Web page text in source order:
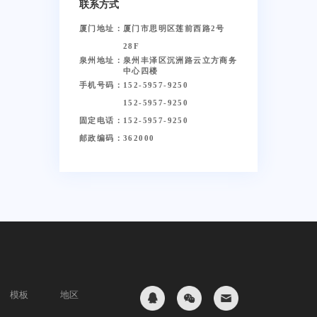
联系方式
厦门地址： 厦门市思明区莲前西路2号
28F
泉州地址： 泉州丰泽区沉洲路云立方商务
中心四楼
手机号码： 152-5957-9250
152-5957-9250
固定电话： 152-5957-9250
邮政编码： 362000
模板 地区